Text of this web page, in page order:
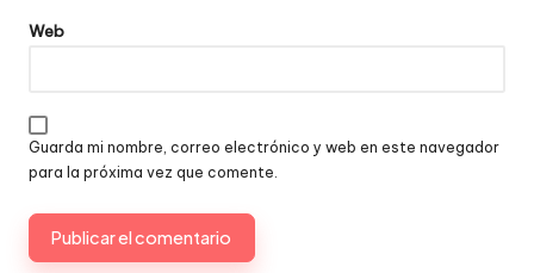
Web
Guarda mi nombre, correo electrónico y web en este navegador
para la próxima vez que comente.